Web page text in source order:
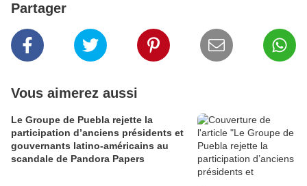
Partager
Vous aimerez aussi
Le Groupe de Puebla rejette la
participation d’anciens présidents et
gouvernants latino-américains au
scandale de Pandora Papers